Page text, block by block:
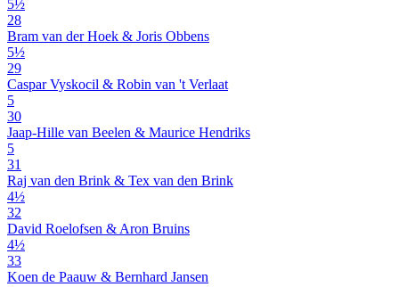
5½
28
Bram van der Hoek & Joris Obbens
5½
29
Caspar Vyskocil & Robin van 't Verlaat
5
30
Jaap-Hille van Beelen & Maurice Hendriks
5
31
Raj van den Brink & Tex van den Brink
4½
32
David Roelofsen & Aron Bruins
4½
33
Koen de Paauw & Bernhard Jansen